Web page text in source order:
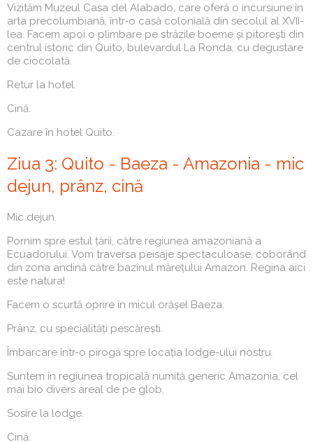
Vizităm Muzeul Casa del Alabado, care oferă o incursiune în
arta precolumbiană, într‑o casă colonială din secolul al XVII-
lea. Facem apoi o plimbare pe străzile boeme și pitorești din
centrul istoric din Quito, bulevardul La Ronda, cu degustare
de ciocolată.
Retur la hotel.
Cină.
Cazare în hotel Quito.
Ziua 3: Quito - Baeza - Amazonia - mic
dejun, prânz, cină
Mic dejun.
Pornim spre estul țării, către regiunea amazoniană a
Ecuadorului. Vom traversa peisaje spectaculoase, coborând
din zona andină către bazinul mărețului Amazon. Regina aici
este natura!
Facem o scurtă oprire în micul orășel Baeza.
Prânz, cu specialități pescărești.
Îmbarcare într-o pirogă spre locația lodge-ului nostru.
Suntem în regiunea tropicală numită generic Amazonia, cel
mai bio divers areal de pe glob.
Sosire la lodge.
Cină.